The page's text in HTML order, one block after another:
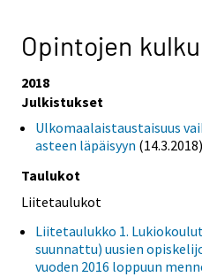
Opintojen
2018
Julkistukset
Ulkomaalaistaustaisuus
asteen läpäisyyn (14.3.2018)
Taulukot
Liitetaulukot
Liitetaulukko 1.
suunnattu) uusien
vuoden 2016 loppuun